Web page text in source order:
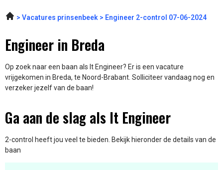
Vacatures prinsenbeek Engineer 2-control 07-06-2024
Engineer in Breda
Op zoek naar een baan als It Engineer? Er is een vacature
vrijgekomen in Breda, te Noord-Brabant. Solliciteer vandaag nog en
verzeker jezelf van de baan!
Ga aan de slag als It Engineer
2-control heeft jou veel te bieden. Bekijk hieronder de details van de
baan